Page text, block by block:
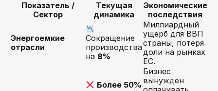
Показатель /
Сектор
Текущая
динамика
Экономические
последствия
Энергоемкие
отрасли
Сокращение
производства
на 8%
Миллиардный
ущерб для ВВП
страны, потеря
доли на рынках
ЕС.
Более 50%
Бизнес
вынужден